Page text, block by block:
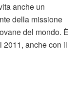
anche un
della missione
del mondo. È
2011, anche con il